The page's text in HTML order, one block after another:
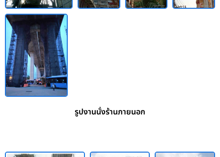
รูปงานนั่งร้านภายนอก